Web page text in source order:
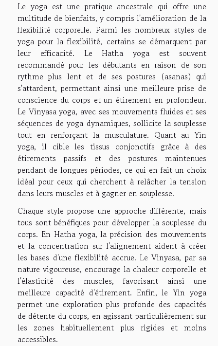
Le yoga est une pratique ancestrale qui offre une
multitude de bienfaits, y compris l'amélioration de la
flexibilité corporelle. Parmi les nombreux styles de
yoga pour la flexibilité, certains se démarquent par
leur efficacité. Le Hatha yoga est souvent
recommandé pour les débutants en raison de son
rythme plus lent et de ses postures (asanas) qui
s'attardent, permettant ainsi une meilleure prise de
conscience du corps et un étirement en profondeur.
Le Vinyasa yoga, avec ses mouvements fluides et ses
séquences de yoga dynamiques, sollicite la souplesse
tout en renforçant la musculature. Quant au Yin
yoga, il cible les tissus conjonctifs grâce à des
étirements passifs et des postures maintenues
pendant de longues périodes, ce qui en fait un choix
idéal pour ceux qui cherchent à relâcher la tension
dans leurs muscles et à gagner en souplesse.
Chaque style propose une approche différente, mais
tous sont bénéfiques pour développer la souplesse du
corps. En Hatha yoga, la précision des mouvements
et la concentration sur l'alignement aident à créer
les bases d'une flexibilité accrue. Le Vinyasa, par sa
nature vigoureuse, encourage la chaleur corporelle et
l'élasticité des muscles, favorisant ainsi une
meilleure capacité d'étirement. Enfin, le Yin yoga
permet une exploration plus profonde des capacités
de détente du corps, en agissant particulièrement sur
les zones habituellement plus rigides et moins
accessibles.